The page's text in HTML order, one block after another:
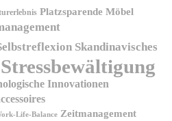
Platzsparende Möbel
Skandinavisches
Stressbewältigung
Innovationen
Life-Balance Zeitmanagement